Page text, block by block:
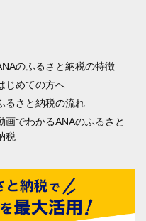
のふるさと納税の特徴
じめての方へ
るさと納税の流れ
画でわかるANAのふるさと
税